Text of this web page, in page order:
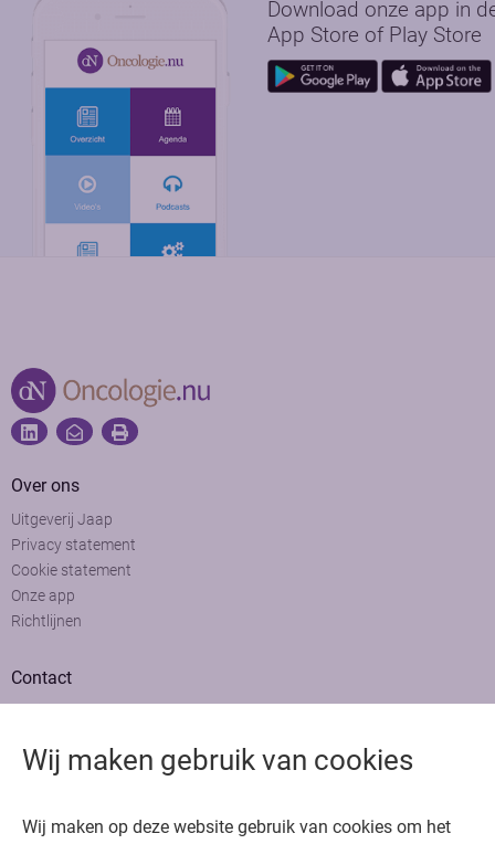
Wij maken gebruik van cookies
Wij maken op deze website gebruik van cookies om het
Bedankt voor het bezoeken van Oncologie.nu
Download onze app in
App Store of Play Store
Over ons
Uitgeverij Jaap
Privacy statement
Cookie statement
Onze app
Richtlijnen
Contact
Adverteren